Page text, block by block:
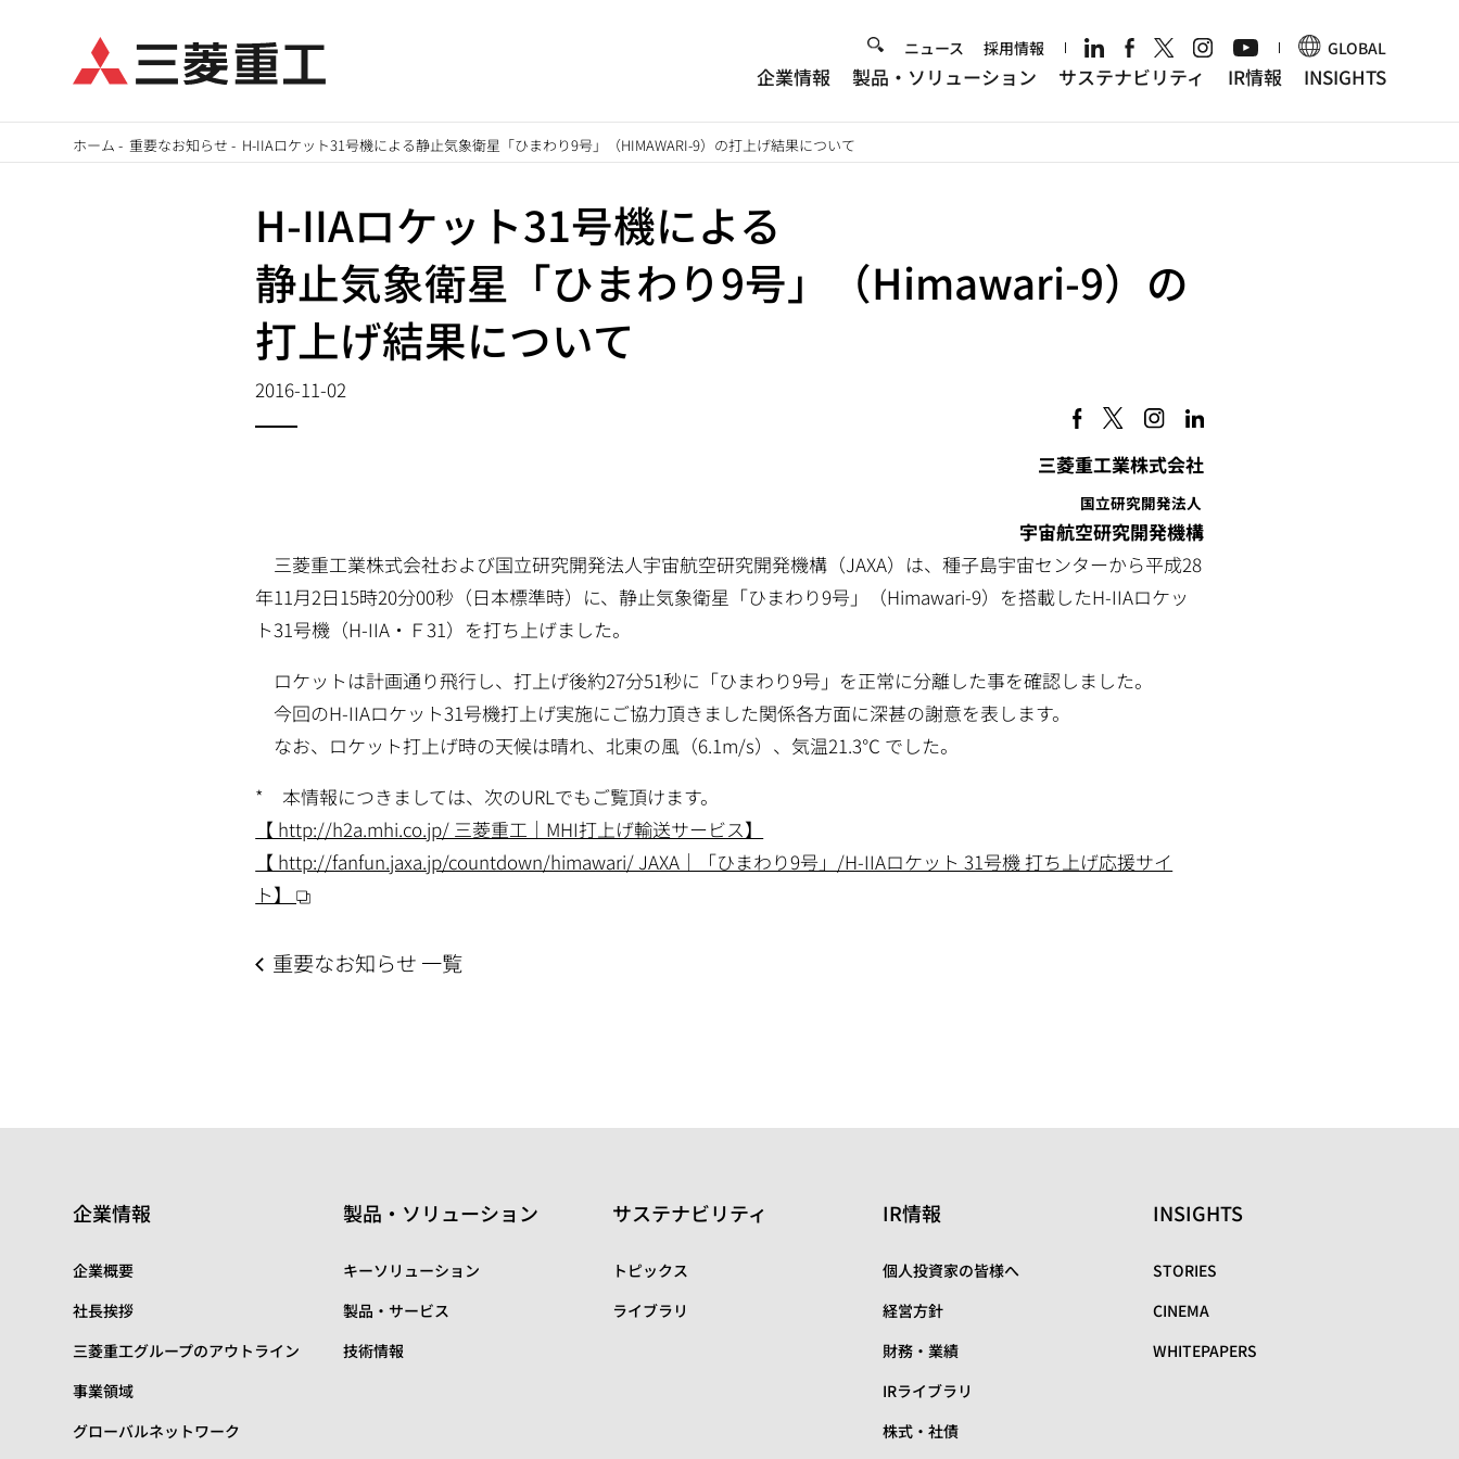
イ
Header
ニュース 採用情報 GLOBAL
企業情報 製品・ソリューション サステナビリティ IR情報 INSIGHTS
ホーム -重要なお知らせ - H-IIAロケット31号機による静止気象衛星「ひまわり9号」（HIMAWARI-9）の打上げ結果について
H-IIAロケット31号機による
静止気象衛星「ひまわり9号」（Himawari-9）の
打上げ結果について
2016-11-02
三菱重工業株式会社
国立研究開発法人
宇宙航空研究開発機構
三菱重工業株式会社および国立研究開発法人宇宙航空研究開発機構（JAXA）は、種子島宇宙センターから平成28
年11月2日15時20分00秒（日本標準時）に、静止気象衛星「ひまわり9号」（Himawari-9）を搭載したH-IIAロケッ
ト31号機（H-IIA・Ｆ31）を打ち上げました。
ロケットは計画通り飛行し、打上げ後約27分51秒に「ひまわり9号」を正常に分離した事を確認しました。
今回のH-IIAロケット31号機打上げ実施にご協力頂きました関係各方面に深甚の謝意を表します。
なお、ロケット打上げ時の天候は晴れ、北東の風（6.1m/s）、気温21.3℃ でした。
* 本情報につきましては、次のURLでもご覧頂けます。
【 http://h2a.mhi.co.jp/ 三菱重工｜MHI打上げ輸送サービス】
【 http://fanfun.jaxa.jp/countdown/himawari/ JAXA｜「ひまわり9号」/H-IIAロケット 31号機 打ち上げ応援サイ
ト】
重要なお知らせ 一覧
企業情報
企業概要
社長挨拶
三菱重工グループのアウトライン
事業領域
グローバルネットワーク
製品・ソリューション
キーソリューション
製品・サービス
技術情報
サステナビリティ
トピックス
ライブラリ
IR情報
個人投資家の皆様へ
経営方針
財務・業績
IRライブラリ
株式・社債
INSIGHTS
STORIES
CINEMA
WHITEPAPERS